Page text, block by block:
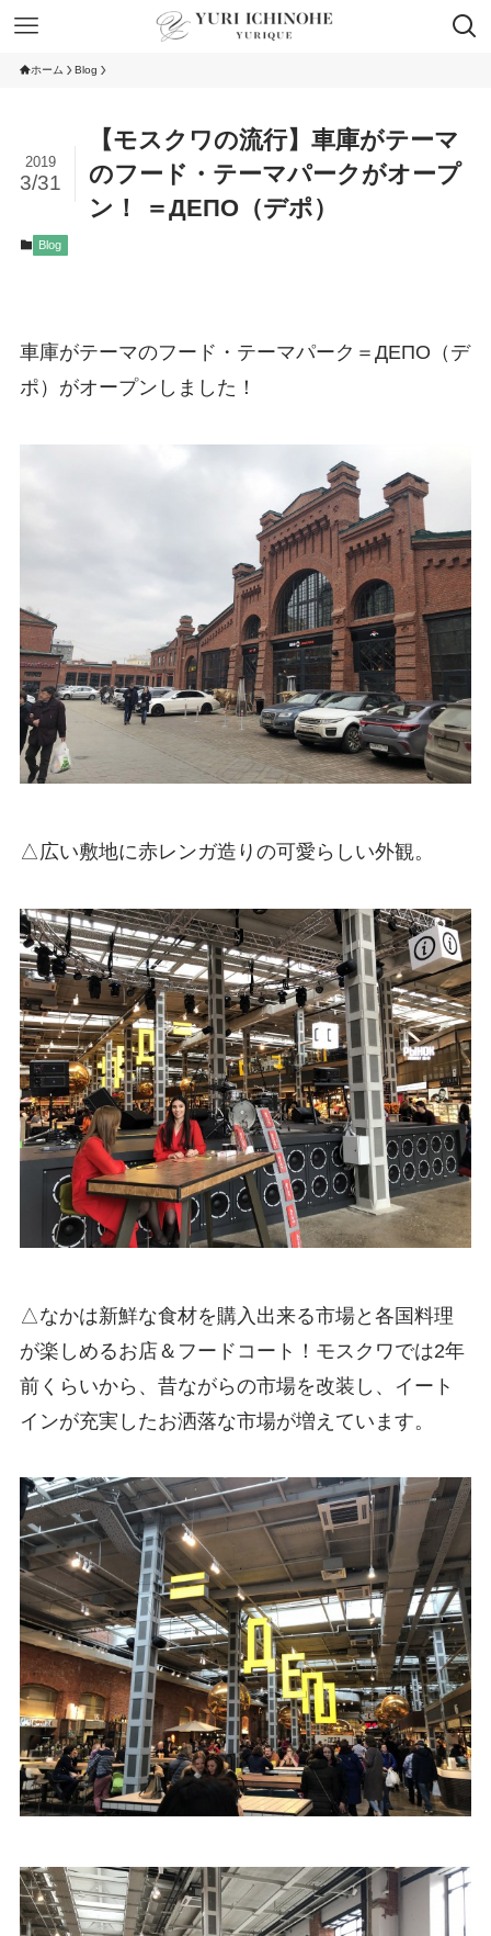
ホーム Blog
【モスクワの流行】車庫がテーマ
のフード・テーマパークがオープ
ン！ ＝ДЕПО（デポ）
2019
3/31
Blog
車庫がテーマのフード・テーマパーク＝ДЕПО（デ
ポ）がオープンしました！
△広い敷地に赤レンガ造りの可愛らしい外観。
△なかは新鮮な食材を購入出来る市場と各国料理
が楽しめるお店＆フードコート！モスクワでは2年
前くらいから、昔ながらの市場を改装し、イート
インが充実したお洒落な市場が増えています。